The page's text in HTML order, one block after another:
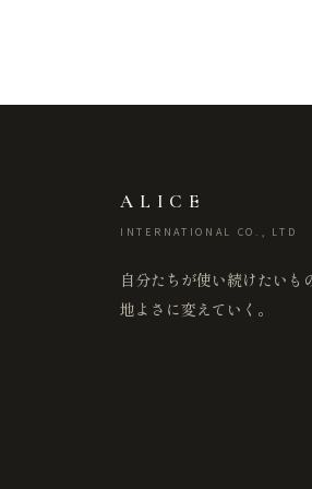
ALICE
INTERNATIONAL CO., LTD
自分たちが使い続けたいも
地よさに変えていく。